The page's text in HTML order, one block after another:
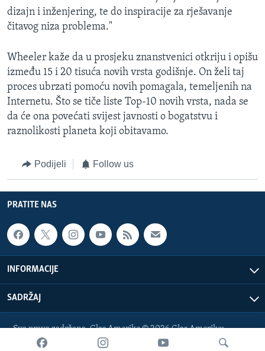
dizajn i inženjering, te do inspiracije za rješavanje
čitavog niza problema."
Wheeler kaže da u prosjeku znanstvenici otkriju i opišu
između 15 i 20 tisuća novih vrsta godišnje. On želi taj
proces ubrzati pomoću novih pomagala, temeljenih na
Internetu. Što se tiče liste Top-10 novih vrsta, nada se
da će ona povećati svijest javnosti o bogatstvu i
raznolikosti planeta koji obitavamo.
Podijeli Follow us
PRATITE NAS
INFORMACIJE
SADRŽAJ
Sva prava zadržana. Glas Amerike © 2026 Glas Amerike:
bosnian-service@voanews.com